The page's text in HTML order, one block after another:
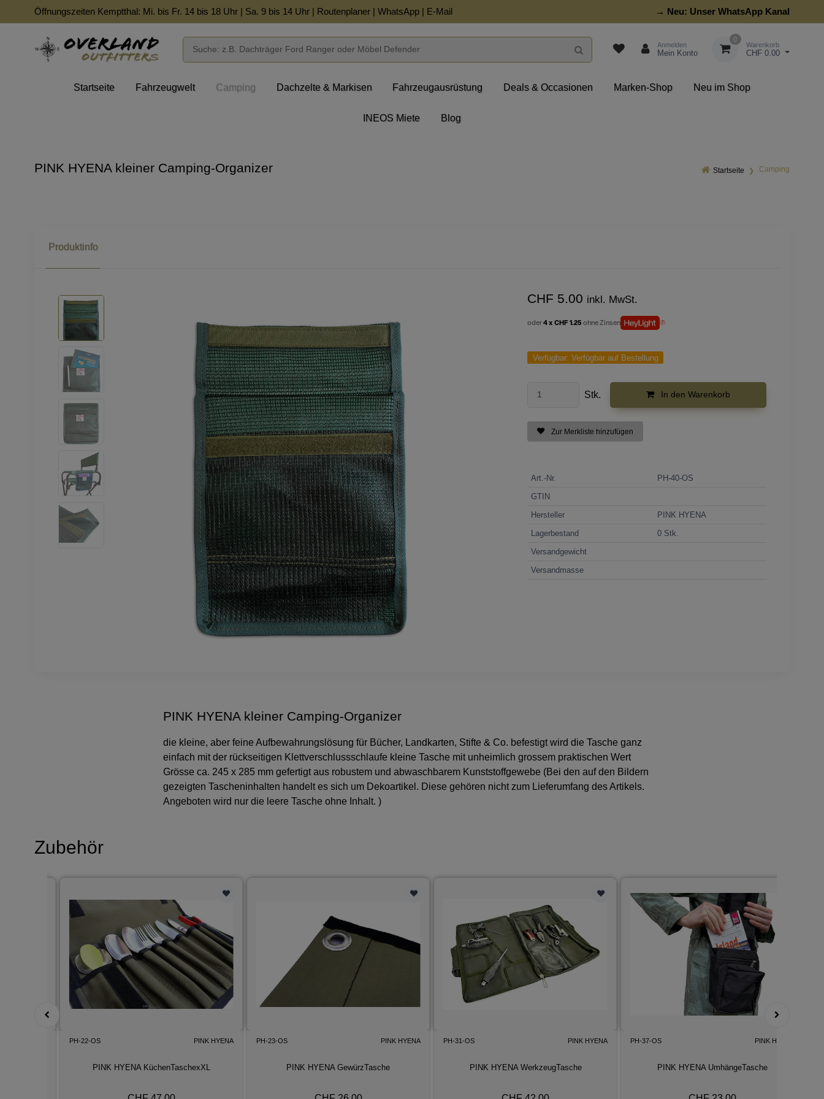
Öffnungszeiten Kemptthal: Mi. bis Fr. 14 bis 18 Uhr | Sa. 9 bis 14 Uhr | Routenplaner | WhatsApp | E-Mail → Neu: Unser WhatsApp Kanal
Anmelden
Mein Konto
0
Warenkorb
CHF 0.00
Startseite Fahrzeugwelt Camping Dachzelte & Markisen Fahrzeugausrüstung Deals & Occasionen Marken-Shop Neu im Shop
INEOS Miete Blog
Startseite Camping
PINK HYENA kleiner Camping-Organizer
Produktinfo
CHF 5.00 inkl. MwSt.
oder4 x CHF 1.25ohne Zinsen
Verfügbar: Verfügbar auf Bestellung
Stk. In den Warenkorb
Zur Merkliste hinzufügen
Art.-Nr.
PH-40-OS
GTIN
Hersteller
PINK HYENA
Lagerbestand
0 Stk.
Versandgewicht
Versandmasse
PINK HYENA kleiner Camping-Organizer
die kleine, aber feine Aufbewahrungslösung für Bücher, Landkarten, Stifte & Co. befestigt wird die Tasche ganz
einfach mit der rückseitigen Klettverschlussschlaufe kleine Tasche mit unheimlich grossem praktischen Wert
Grösse ca. 245 x 285 mm gefertigt aus robustem und abwaschbarem Kunststoffgewebe (Bei den auf den Bildern
gezeigten Tascheninhalten handelt es sich um Dekoartikel. Diese gehören nicht zum Lieferumfang des Artikels.
Angeboten wird nur die leere Tasche ohne Inhalt. )
Zubehör
PH-22-OS PINK HYENA
PINK HYENA KüchenTaschexXL
PH-23-OS PINK HYENA
PINK HYENA GewürzTasche
PH-31-OS PINK HYENA
PINK HYENA WerkzeugTasche
PH-37-OS PINK HYENA
PINK HYENA UmhängeTasche